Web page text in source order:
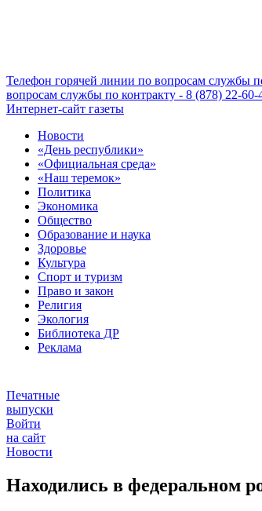
Телефон горячей линии по вопросам службы
вопросам службы по контракту - 8 (878) 22-60-
Интернет-сайт газеты
Новости
«День республики»
«Официальная среда»
«Наш теремок»
Политика
Экономика
Общество
Образование и наука
Здоровье
Культура
Спорт и туризм
Право и закон
Религия
Экология
Библиотека ДР
Реклама
Печатные
выпуски
Войти
на сайт
Новости
Находились в федеральном